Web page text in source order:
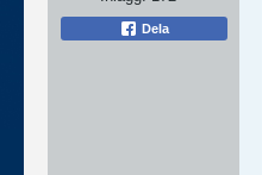
Dela